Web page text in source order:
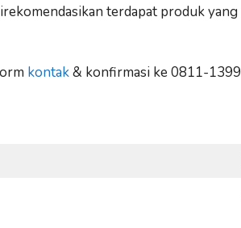
terdapat produk
kontak& konfirmasi ke 0811-